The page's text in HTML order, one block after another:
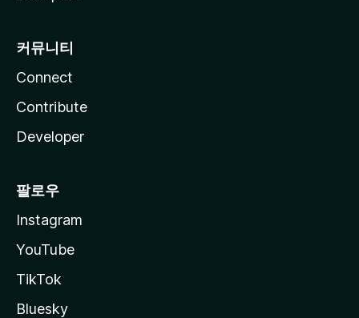
커뮤니티
Connect
Contribute
Developer
팔로우
Instagram
YouTube
TikTok
Bluesky